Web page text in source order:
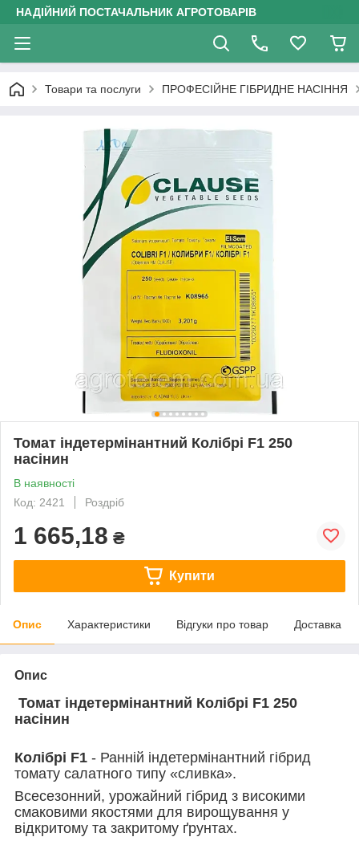
НАДІЙНИЙ ПОСТАЧАЛЬНИК АГРОТОВАРІВ
Товари та послуги ПРОФЕСІЙНЕ ГІБРИДНЕ НАСІННЯ
Томат індетермінантний Колібрі F1 250
насінин
В наявності
Код: 2421
Роздріб
1 665,18 ₴
Купити
Опис Характеристики Відгуки про товар Доставка
Опис
Томат індетермінантний Колібрі F1 250
насінин
Колібрі F1 - Ранній індетермінантний гібрид
томату салатного типу «сливка».
Всесезонний, урожайний гібрид з високими
смаковими якостями для вирощування у
відкритому та закритому ґрунтах.